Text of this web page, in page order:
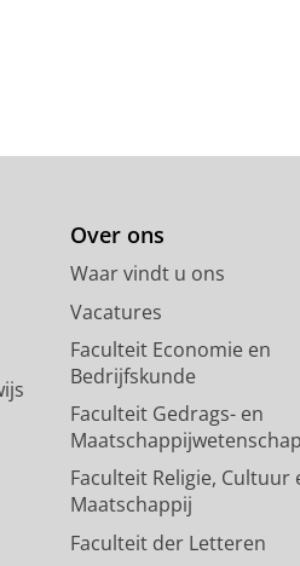
Over ons
Waar vindt u ons
Vacatures
Faculteit Economie en
Bedrijfskunde
Faculteit Gedrags- en
Faculteit Religie, Cultuur
Maatschappij
Faculteit der Letteren